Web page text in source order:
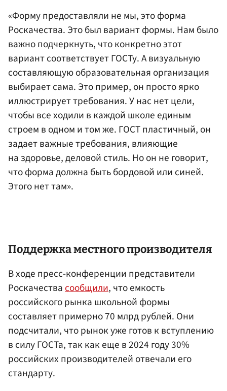
«Форму предоставляли не мы, это форма
Роскачества. Это был вариант формы. Нам было
важно подчеркнуть, что конкретно этот
вариант соответствует ГОСТу. А визуальную
составляющую образовательная организация
выбирает сама. Это пример, он просто ярко
иллюстрирует требования. У нас нет цели,
чтобы все ходили в каждой школе единым
строем в одном и том же. ГОСТ пластичный, он
задает важные требования, влияющие
на здоровье, деловой стиль. Но он не говорит,
что форма должна быть бордовой или синей.
Этого нет там».
Поддержка местного производителя
В ходе пресс-конференции представители
Роскачествасообщили, что емкость
российского рынка школьной формы
составляет примерно 70 млрд рублей. Они
подсчитали, что рынок уже готов к вступлению
в силу ГОСТа, так как еще в 2024 году 30%
российских производителей отвечали его
стандарту.